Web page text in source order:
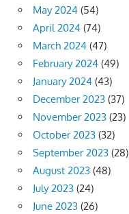
May 2024 (54)
April 2024 (74)
March 2024 (47)
February 2024 (49)
January 2024 (43)
December 2023 (37)
November 2023 (23)
October 2023 (32)
September 2023 (28)
August 2023 (48)
July 2023 (24)
June 2023 (26)